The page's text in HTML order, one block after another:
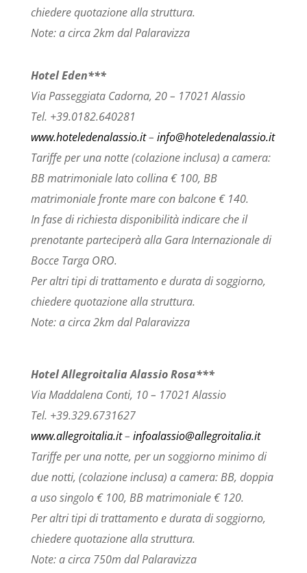
chiedere quotazione alla struttura.
Note: a circa 2km dal Palaravizza
Hotel Eden***
Via Passeggiata Cadorna, 20 – 17021 Alassio
Tel. +39.0182.640281
www.hoteledenalassio.it– info@hoteledenalassio.it
Tariffe per una notte (colazione inclusa) a camera:
BB matrimoniale lato collina € 100, BB
matrimoniale fronte mare con balcone € 140.
In fase di richiesta disponibilità indicare che il
prenotante parteciperà alla Gara Internazionale di
Bocce Targa ORO.
Per altri tipi di trattamento e durata di soggiorno,
chiedere quotazione alla struttura.
Note: a circa 2km dal Palaravizza
Hotel Allegroitalia Alassio Rosa***
Via Maddalena Conti, 10 – 17021 Alassio
Tel. +39.329.6731627
www.allegroitalia.it– infoalassio@allegroitalia.it
Tariffe per una notte, per un soggiorno minimo di
due notti, (colazione inclusa) a camera: BB, doppia
a uso singolo € 100, BB matrimoniale € 120.
Per altri tipi di trattamento e durata di soggiorno,
chiedere quotazione alla struttura.
Note: a circa 750m dal Palaravizza